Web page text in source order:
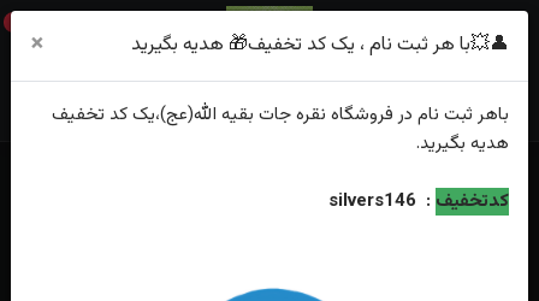
0
👤💥با هر ثبت نام ، یک کد تخفیف🎁 هدیه بگیرید ×
باهر ثبت نام در فروشگاه نقره جات بقیه الله(عج)،یک کد تخفیف
هدیه بگیرید.
کدتخفیف :
silvers146